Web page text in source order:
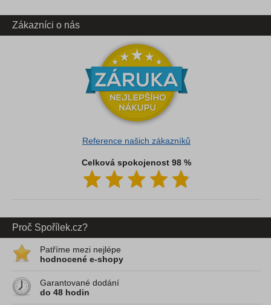
Zákazníci o nás
Reference našich zákazníků
Celková spokojenost 98 %
Proč Spořílek.cz?
Patříme mezi nejlépe
hodnocené e-shopy
Garantované dodání
do 48 hodin